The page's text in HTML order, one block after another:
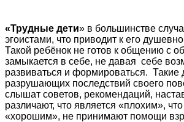
«Трудные дети» в большинстве
эгоистами, что приводит к его
Такой ребёнок не готов к общению с
замыкается в себе, не давая себе
развиваться и формироваться. Такие
разрушающих последствий своего
слышат советов, рекомендаций,
различают, что является «плохим»,
«хорошим», не принимают помощи